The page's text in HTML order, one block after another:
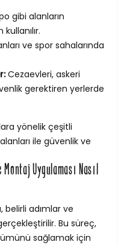
gibi alanların
ve spor sahalarında
Cezaevleri, askeri
gerektiren yerlerde
yönelik çeşitli
ile güvenlik ve
Uygulaması Nasıl
belirli adımlar ve
Bu süreç,
sağlamak için